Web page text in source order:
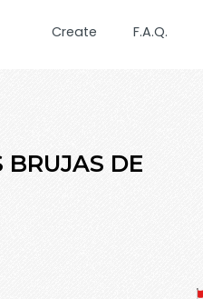
Create F.A.Q.
DE